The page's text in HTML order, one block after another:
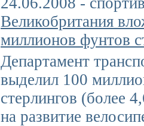
Великобритания
миллионов фунтов
Департамент
выделил 100
стерлингов (более
на развитие